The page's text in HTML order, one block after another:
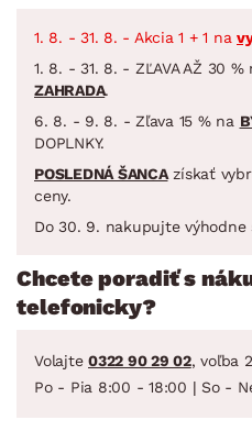
1. 8. - 31. 8. - Akcia 1 + 1 na
1. 8. - 31. 8. - ZĽAVA AŽ 30
ZAHRADA.
6. 8. - 9. 8. - Zľava 15 % na
DOPLNKY.
POSLEDNÁ ŠANCAzískať
ceny.
Do 30. 9. nakupujte výhodne
Chcete poradiť s
telefonicky?
Volajte 0322 90 29 02, voľba 2
Po - Pia 8:00 - 18:00 | So -